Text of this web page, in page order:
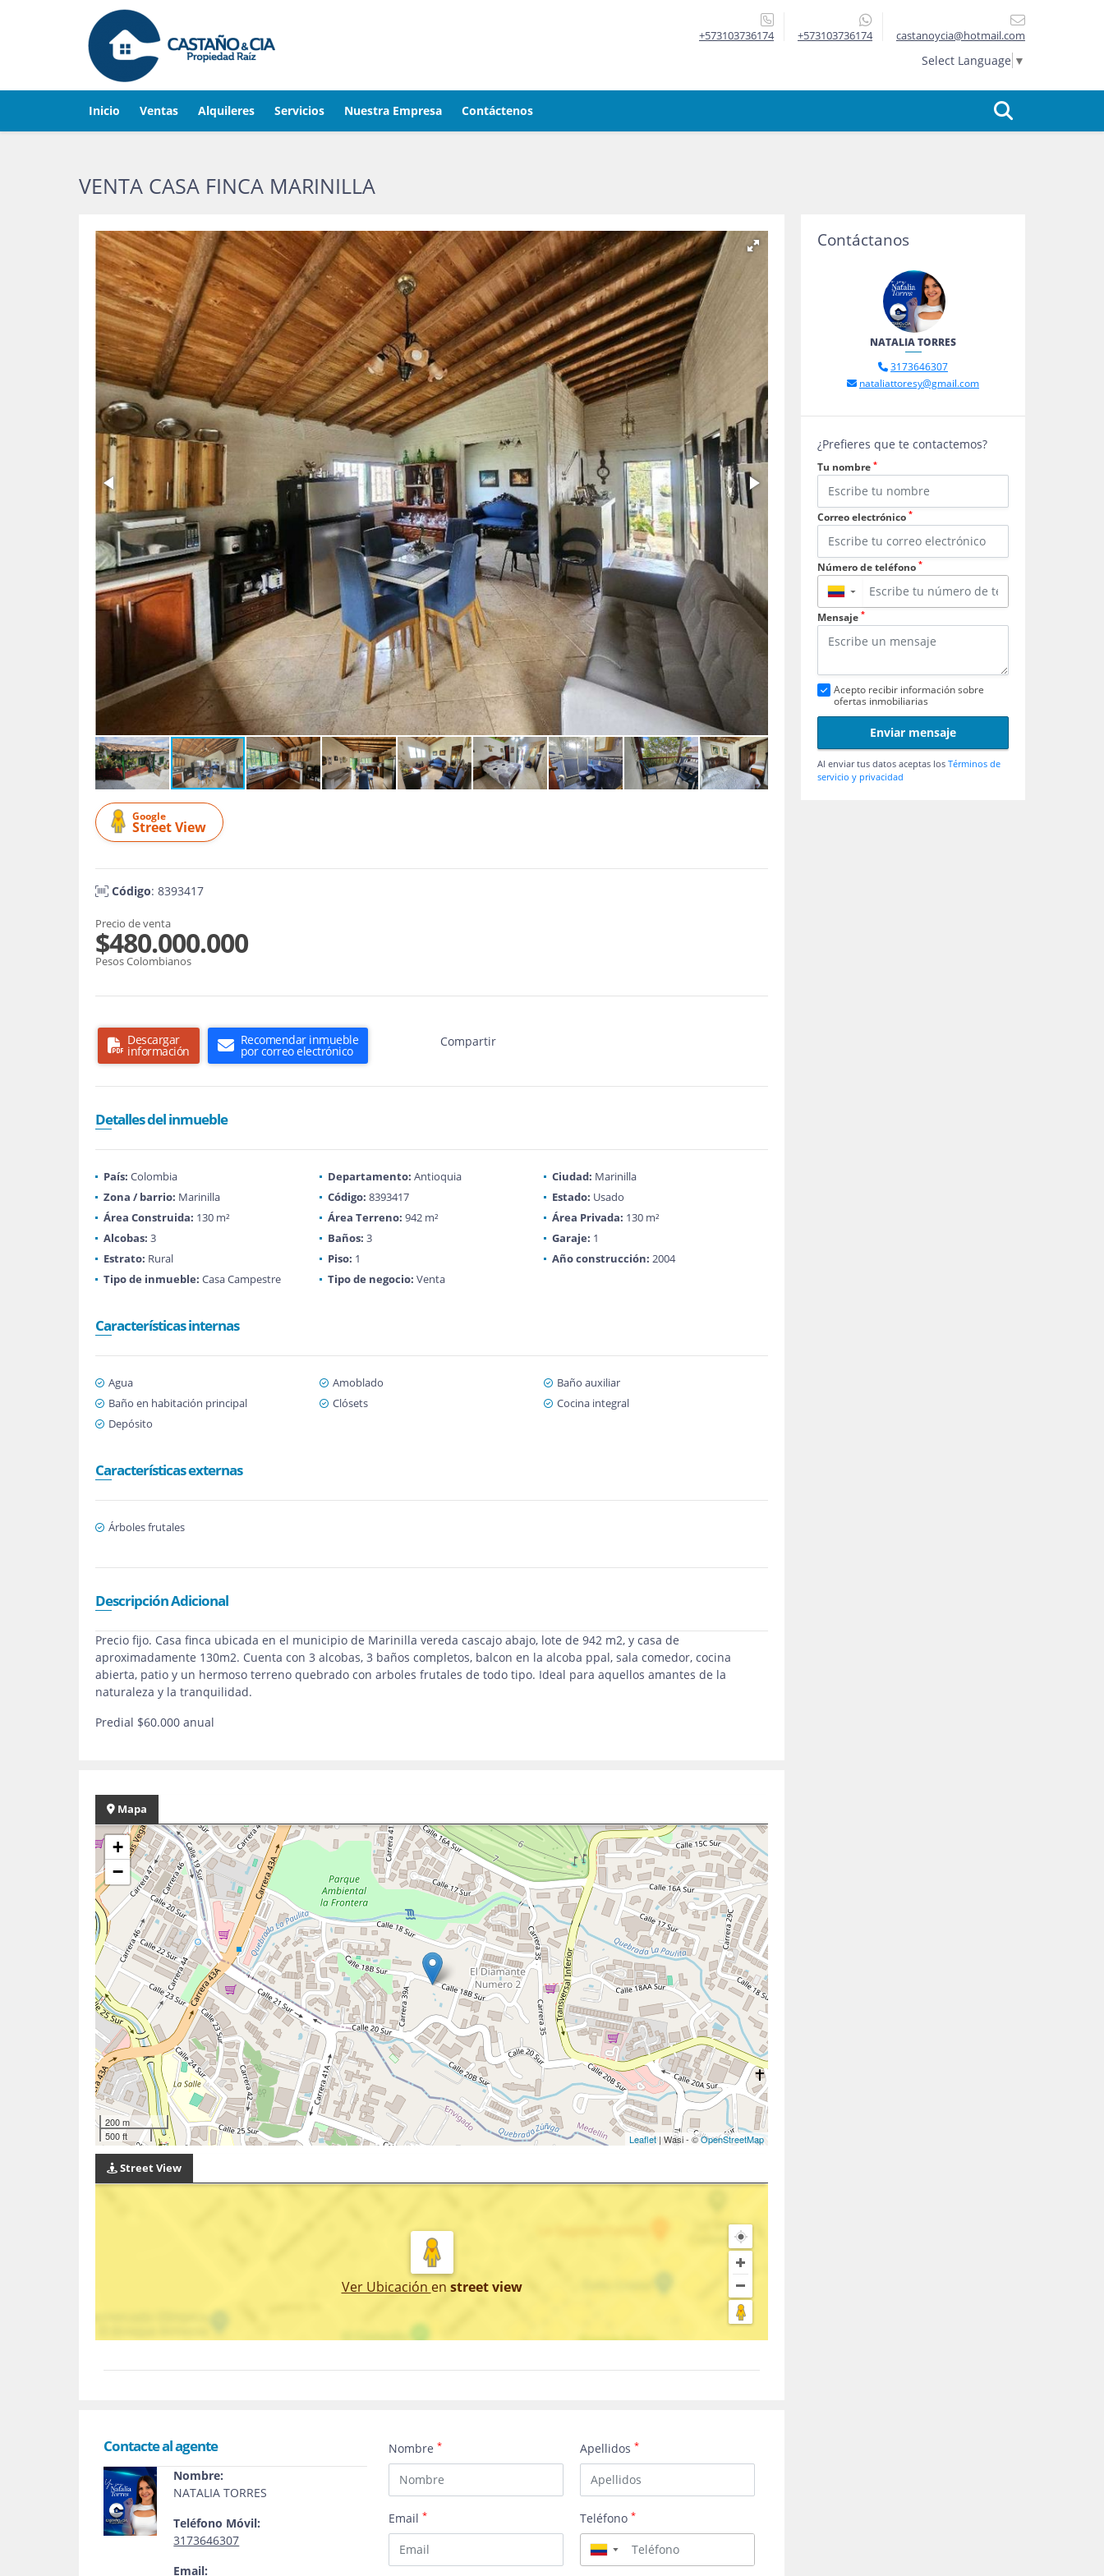
+573103736174 +573103736174 castanoycia@hotmail.com
Select Language ▼
Inicio Ventas Alquileres Servicios Nuestra Empresa Contáctenos
VENTA CASA FINCA MARINILLA
Google
Street View
Código: 8393417
Precio de venta
$480.000.000
Pesos Colombianos
Descargar
información
Recomendar inmueble
por correo electrónico
Compartir
Detalles del inmueble
País: Colombia Departamento: Antioquia Ciudad: Marinilla
Zona / barrio: Marinilla Código: 8393417 Estado: Usado
Área Construida: 130 m² Área Terreno: 942 m² Área Privada: 130 m²
Alcobas: 3 Baños: 3 Garaje: 1
Estrato: Rural Piso: 1 Año construcción: 2004
Tipo de inmueble: Casa Campestre Tipo de negocio: Venta
Características internas
Agua Amoblado
Baño auxiliar
Baño en habitación principal
Clósets
Cocina integral
Depósito
Características externas
Árboles frutales
Descripción Adicional
Precio fijo. Casa finca ubicada en el municipio de Marinilla vereda cascajo abajo, lote de 942 m2, y casa de
aproximadamente 130m2. Cuenta con 3 alcobas, 3 baños completos, balcon en la alcoba ppal, sala comedor, cocina
abierta, patio y un hermoso terreno quebrado con arboles frutales de todo tipo. Ideal para aquellos amantes de la
naturaleza y la tranquilidad.
Predial $60.000 anual
Mapa
+
−
200 m
500 ft
Leaflet | Wasi - ©OpenStreetMap
Street View
Ver Ubicación en street view
Contacte al agente
Nombre:
NATALIA TORRES
Teléfono Móvil:
3173646307
Email:
Nombre* Apellidos*
Email* Teléfono*
▼
Contáctanos
NATALIA TORRES
3173646307
nataliattoresy@gmail.com
¿Prefieres que te contactemos?
Tu nombre *
Correo electrónico *
Número de teléfono *
▼
Mensaje *
Acepto recibir información sobre
ofertas inmobiliarias
Enviar mensaje
Al enviar tus datos aceptas los Términos de
servicio y privacidad